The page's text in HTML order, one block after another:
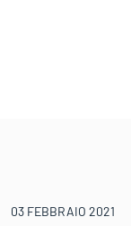
03 FEBBRAIO 2021